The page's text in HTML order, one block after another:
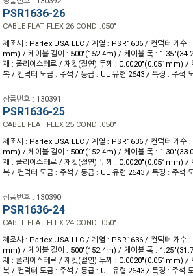
PSR1636-26
CABLE FLAT FLEX 26 COND .050"
제조사 : Parlex USA LLC / 계열 : PSR1636 / 컨덕터 개수
mm) / 케이블 길이 : 500'(152.4m) / 케이블 폭 :
재 : 폴리에스테르 / 재킷(절연) 두께 : 0.0020"(0.051mm) /
복 / 컨덕터 도금 : 주석 / 등급 : UL 유형 2643 / 특징 : 주석
상품번호 : 130391
PSR1636-25
CABLE FLAT FLEX 25 COND .050"
제조사 : Parlex USA LLC / 계열 : PSR1636 / 컨덕터 개수
mm) / 케이블 길이 : 500'(152.4m) / 케이블 폭 :
재 : 폴리에스테르 / 재킷(절연) 두께 : 0.0020"(0.051mm) /
복 / 컨덕터 도금 : 주석 / 등급 : UL 유형 2643 / 특징 : 주석
상품번호 : 130390
PSR1636-24
CABLE FLAT FLEX 24 COND .050"
제조사 : Parlex USA LLC / 계열 : PSR1636 / 컨덕터 개수
mm) / 케이블 길이 : 500'(152.4m) / 케이블 폭 :
재 : 폴리에스테르 / 재킷(절연) 두께 : 0.0020"(0.051mm) /
복 / 컨덕터 도금 : 주석 / 등급 : UL 유형 2643 / 특징 : 주석